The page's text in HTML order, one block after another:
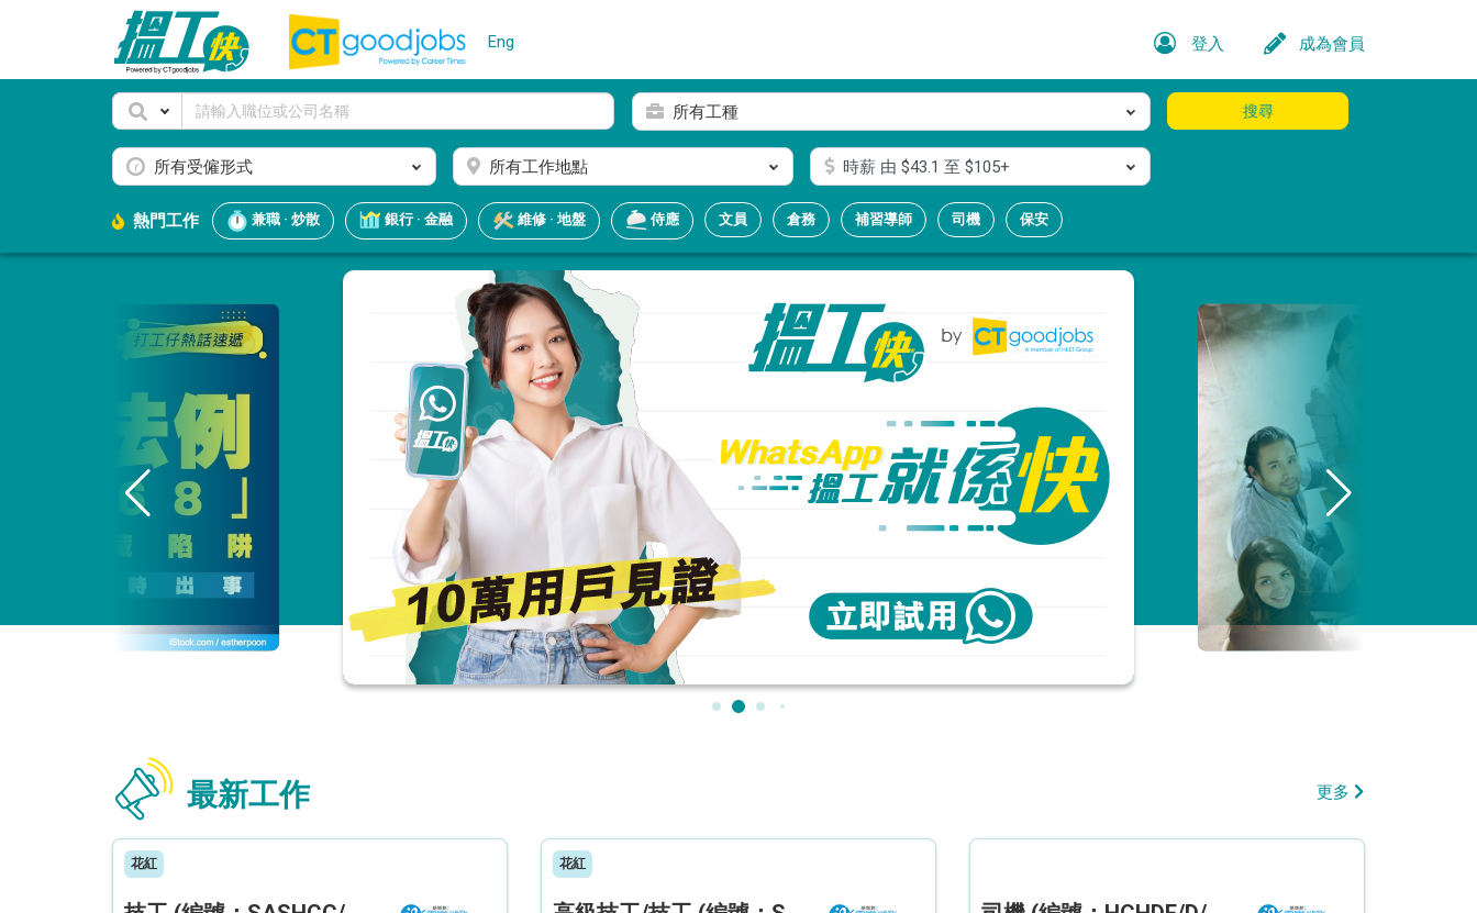
Eng 登入 成為會員
所有工種
所有受僱形式 所有工作地點 時薪由 $43.1 至 $105+
搜尋
熱門工作 兼職 · 炒散 銀行 · 金融 維修 · 地盤 侍應 文員 倉務 補習導師 司機 保安
最新工作 更多
花紅 花紅